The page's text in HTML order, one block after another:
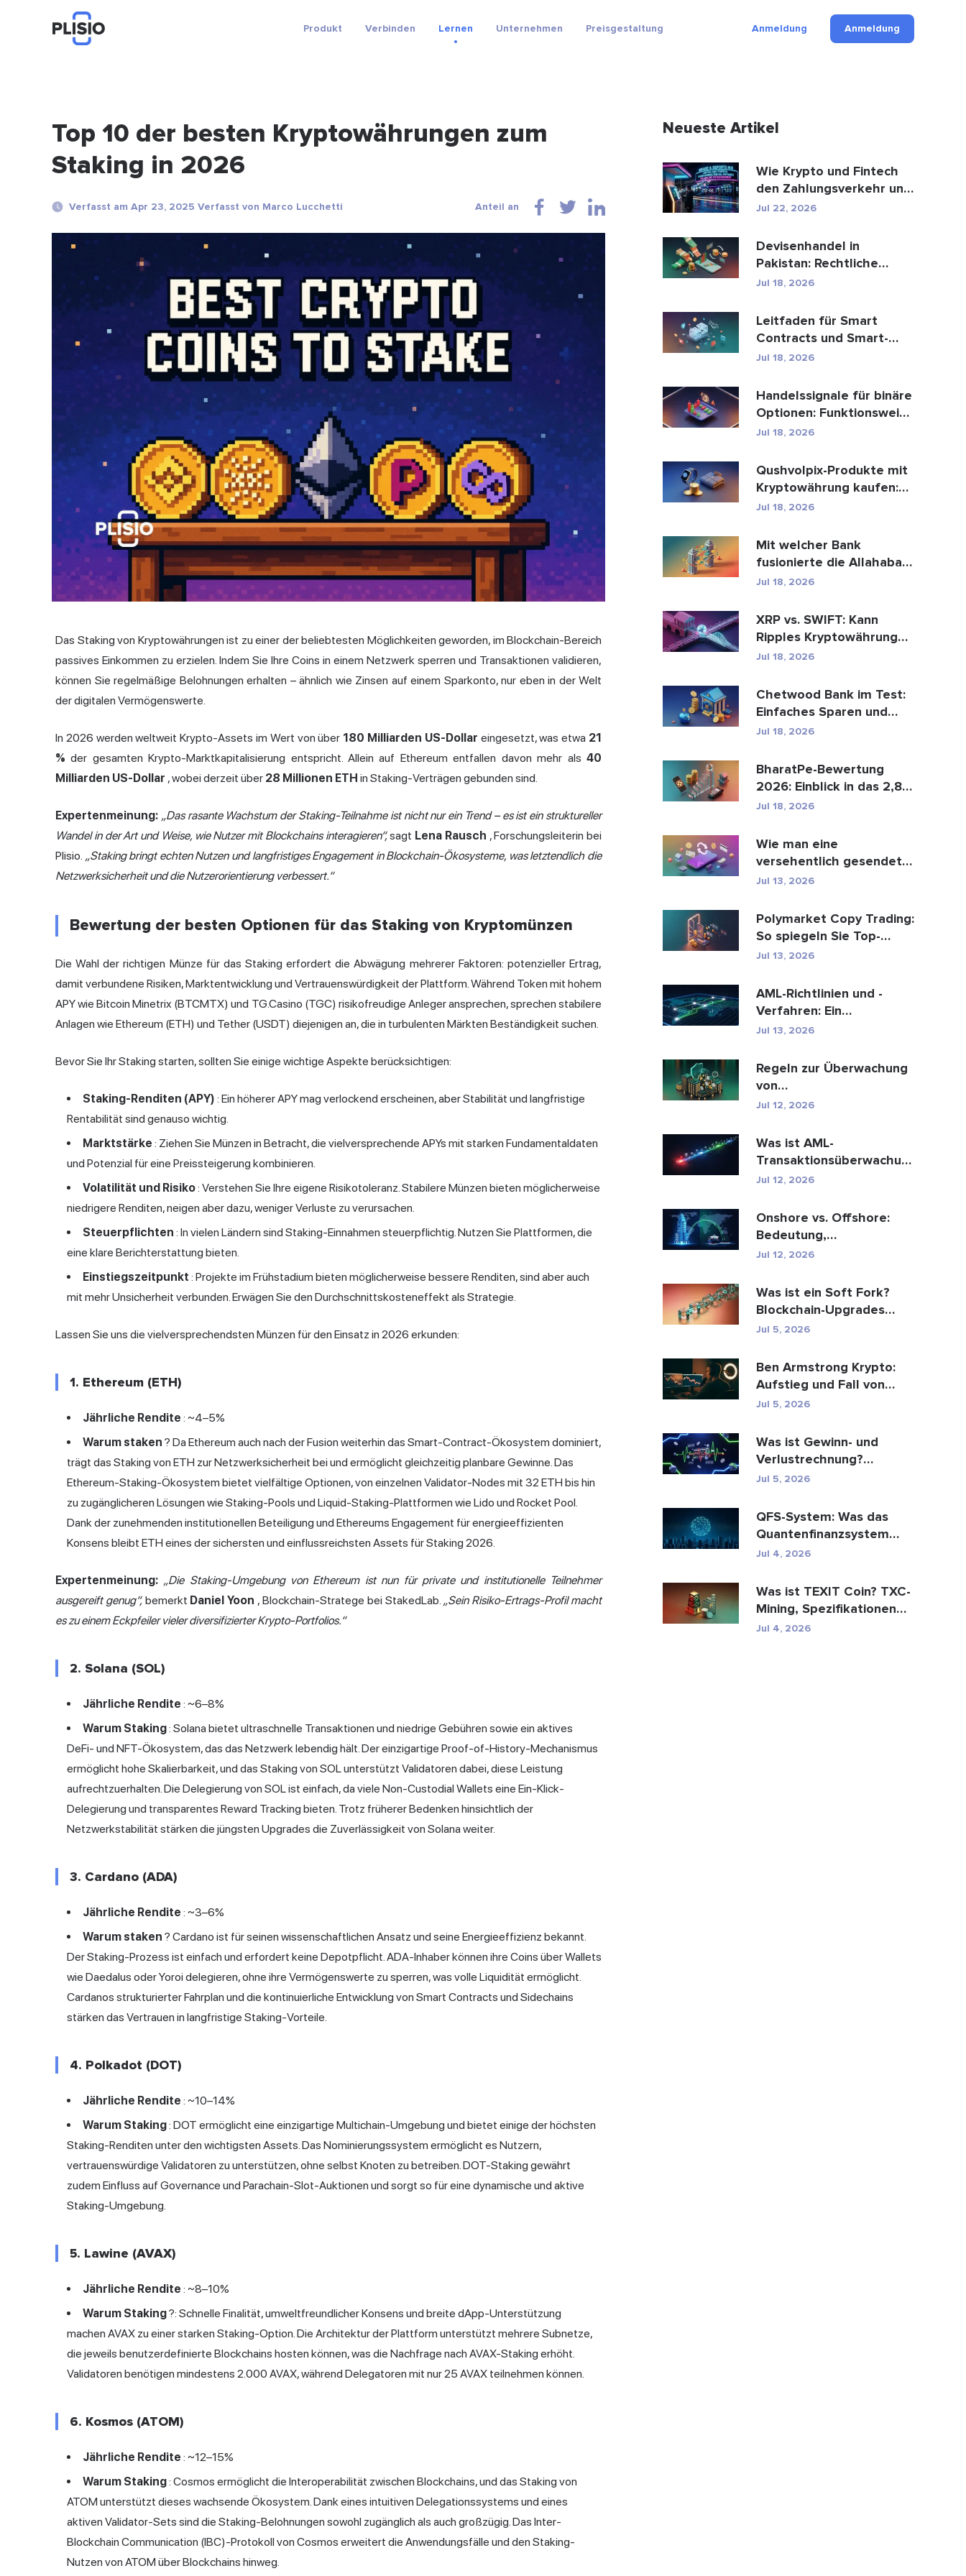
Produkt Verbinden Lernen Unternehmen Preisgestaltung Anmeldung Anmeldung
Top 10 der besten Kryptowährungen zum
Staking in 2026
Verfasst am Apr 23, 2025 Verfasst von Marco Lucchetti Anteil an
Das Staking von Kryptowährungen ist zu einer der beliebtesten Möglichkeiten geworden, im Blockchain-Bereich
passives Einkommen zu erzielen. Indem Sie Ihre Coins in einem Netzwerk sperren und Transaktionen validieren,
können Sie regelmäßige Belohnungen erhalten – ähnlich wie Zinsen auf einem Sparkonto, nur eben in der Welt
der digitalen Vermögenswerte.
In 2026 werden weltweit Krypto-Assets im Wert von über 180 Milliarden US-Dollar eingesetzt, was etwa 21
% der gesamten Krypto-Marktkapitalisierung entspricht. Allein auf Ethereum entfallen davon mehr als 40
Milliarden US-Dollar , wobei derzeit über 28 Millionen ETH in Staking-Verträgen gebunden sind.
Expertenmeinung: „Das rasante Wachstum der Staking-Teilnahme ist nicht nur ein Trend – es ist ein struktureller
Wandel in der Art und Weise, wie Nutzer mit Blockchains interagieren“,sagt Lena Rausch , Forschungsleiterin bei
Plisio. „Staking bringt echten Nutzen und langfristiges Engagement in Blockchain-Ökosysteme, was letztendlich die
Netzwerksicherheit und die Nutzerorientierung verbessert.“
Bewertung der besten Optionen für das Staking von Kryptomünzen
Die Wahl der richtigen Münze für das Staking erfordert die Abwägung mehrerer Faktoren: potenzieller Ertrag,
damit verbundene Risiken, Marktentwicklung und Vertrauenswürdigkeit der Plattform. Während Token mit hohem
APY wie Bitcoin Minetrix (BTCMTX) und TG.Casino (TGC) risikofreudige Anleger ansprechen, sprechen stabilere
Anlagen wie Ethereum (ETH) und Tether (USDT) diejenigen an, die in turbulenten Märkten Beständigkeit suchen.
Bevor Sie Ihr Staking starten, sollten Sie einige wichtige Aspekte berücksichtigen:
Staking-Renditen (APY) : Ein höherer APY mag verlockend erscheinen, aber Stabilität und langfristige
Rentabilität sind genauso wichtig.
Marktstärke : Ziehen Sie Münzen in Betracht, die vielversprechende APYs mit starken Fundamentaldaten
und Potenzial für eine Preissteigerung kombinieren.
Volatilität und Risiko: Verstehen Sie Ihre eigene Risikotoleranz. Stabilere Münzen bieten möglicherweise
niedrigere Renditen, neigen aber dazu, weniger Verluste zu verursachen.
Steuerpflichten : In vielen Ländern sind Staking-Einnahmen steuerpflichtig. Nutzen Sie Plattformen, die
eine klare Berichterstattung bieten.
Einstiegszeitpunkt : Projekte im Frühstadium bieten möglicherweise bessere Renditen, sind aber auch
mit mehr Unsicherheit verbunden. Erwägen Sie den Durchschnittskosteneffekt als Strategie.
Lassen Sie uns die vielversprechendsten Münzen für den Einsatz in 2026 erkunden:
1. Ethereum (ETH)
Jährliche Rendite : ~4–5%
Warum staken ? Da Ethereum auch nach der Fusion weiterhin das Smart-Contract-Ökosystem dominiert,
trägt das Staking von ETH zur Netzwerksicherheit bei und ermöglicht gleichzeitig planbare Gewinne. Das
Ethereum-Staking-Ökosystem bietet vielfältige Optionen, von einzelnen Validator-Nodes mit 32 ETH bis hin
zu zugänglicheren Lösungen wie Staking-Pools und Liquid-Staking-Plattformen wie Lido und Rocket Pool.
Dank der zunehmenden institutionellen Beteiligung und Ethereums Engagement für energieeffizienten
Konsens bleibt ETH eines der sichersten und einflussreichsten Assets für Staking 2026.
Expertenmeinung: „Die Staking-Umgebung von Ethereum ist nun für private und institutionelle Teilnehmer
ausgereift genug“,bemerkt Daniel Yoon , Blockchain-Stratege bei StakedLab. „Sein Risiko-Ertrags-Profil macht
es zu einem Eckpfeiler vieler diversifizierter Krypto-Portfolios.“
2. Solana (SOL)
Jährliche Rendite : ~6–8%
Warum Staking: Solana bietet ultraschnelle Transaktionen und niedrige Gebühren sowie ein aktives
DeFi- und NFT-Ökosystem, das das Netzwerk lebendig hält. Der einzigartige Proof-of-History-Mechanismus
ermöglicht hohe Skalierbarkeit, und das Staking von SOL unterstützt Validatoren dabei, diese Leistung
aufrechtzuerhalten. Die Delegierung von SOL ist einfach, da viele Non-Custodial Wallets eine Ein-Klick-
Delegierung und transparentes Reward Tracking bieten. Trotz früherer Bedenken hinsichtlich der
Netzwerkstabilität stärken die jüngsten Upgrades die Zuverlässigkeit von Solana weiter.
3. Cardano (ADA)
Jährliche Rendite : ~3–6%
Warum staken ? Cardano ist für seinen wissenschaftlichen Ansatz und seine Energieeffizienz bekannt.
Der Staking-Prozess ist einfach und erfordert keine Depotpflicht. ADA-Inhaber können ihre Coins über Wallets
wie Daedalus oder Yoroi delegieren, ohne ihre Vermögenswerte zu sperren, was volle Liquidität ermöglicht.
Cardanos strukturierter Fahrplan und die kontinuierliche Entwicklung von Smart Contracts und Sidechains
stärken das Vertrauen in langfristige Staking-Vorteile.
4. Polkadot (DOT)
Jährliche Rendite : ~10–14%
Warum Staking: DOT ermöglicht eine einzigartige Multichain-Umgebung und bietet einige der höchsten
Staking-Renditen unter den wichtigsten Assets. Das Nominierungssystem ermöglicht es Nutzern,
vertrauenswürdige Validatoren zu unterstützen, ohne selbst Knoten zu betreiben. DOT-Staking gewährt
zudem Einfluss auf Governance und Parachain-Slot-Auktionen und sorgt so für eine dynamische und aktive
Staking-Umgebung.
5. Lawine (AVAX)
Jährliche Rendite : ~8–10%
Warum Staking?: Schnelle Finalität, umweltfreundlicher Konsens und breite dApp-Unterstützung
machen AVAX zu einer starken Staking-Option. Die Architektur der Plattform unterstützt mehrere Subnetze,
die jeweils benutzerdefinierte Blockchains hosten können, was die Nachfrage nach AVAX-Staking erhöht.
Validatoren benötigen mindestens 2.000 AVAX, während Delegatoren mit nur 25 AVAX teilnehmen können.
6. Kosmos (ATOM)
Jährliche Rendite : ~12–15%
Warum Staking: Cosmos ermöglicht die Interoperabilität zwischen Blockchains, und das Staking von
ATOM unterstützt dieses wachsende Ökosystem. Dank eines intuitiven Delegationssystems und eines
aktiven Validator-Sets sind die Staking-Belohnungen sowohl zugänglich als auch großzügig. Das Inter-
Blockchain Communication (IBC)-Protokoll von Cosmos erweitert die Anwendungsfälle und den Staking-
Nutzen von ATOM über Blockchains hinweg.
Neueste Artikel
Wie Krypto und Fintech
den Zahlungsverkehr und
die Unterhaltungsbr...
Jul 22, 2026
Devisenhandel in
Pakistan: Rechtliche
Bestimmungen, Broker,
Jul 18, 2026
Leitfaden für Smart
Contracts und Smart-
Contract-
Jul 18, 2026
Handelssignale für binäre
Optionen: Funktionsweise
und Risiken
Jul 18, 2026
Qushvolpix-Produkte mit
Kryptowährung kaufen:
Bitcoin, Zahlungen ...
Jul 18, 2026
Mit welcher Bank
fusionierte die Allahabad
Bank? Die ganze
Jul 18, 2026
XRP vs. SWIFT: Kann
Ripples Kryptowährung
den globalen
Jul 18, 2026
Chetwood Bank im Test:
Einfaches Sparen und
sicheres Banking
Jul 18, 2026
BharatPe-Bewertung
2026: Einblick in das 2,85
Milliarden Dollar sc...
Jul 18, 2026
Wie man eine
versehentlich gesendete
M-Pesa-Transaktion
Jul 13, 2026
Polymarket Copy Trading:
So spiegeln Sie Top-
Wallets sicher
Jul 13, 2026
AML-Richtlinien und -
Verfahren: Ein
vollständiger Leitfaden
Jul 13, 2026
Regeln zur Überwachung
von
Geldwäschetransaktionen:
Jul 12, 2026
Was ist AML-
Transaktionsüberwachung
und wie funktioniert sie?
Jul 12, 2026
Onshore vs. Offshore:
Bedeutung,
Schlüsselunterschiede
Jul 12, 2026
Was ist ein Soft Fork?
Blockchain-Upgrades
erklärt
Jul 5, 2026
Ben Armstrong Krypto:
Aufstieg und Fall von
BitBoy
Jul 5, 2026
Was ist Gewinn- und
Verlustrechnung?
Bedeutung, Formel und
Jul 5, 2026
QFS-System: Was das
Quantenfinanzsystem
wirklich ist (2026)
Jul 4, 2026
Was ist TEXIT Coin? TXC-
Mining, Spezifikationen
und regulatorische...
Jul 4, 2026